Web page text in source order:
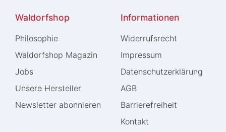
Waldorfshop
Philosophie
Waldorfshop Magazin
Jobs
Unsere Hersteller
Newsletter abonnieren
Informationen
Widerrufs­recht
Impressum
Daten­schutz­erklärung
AGB
Barrierefreiheit
Kontakt